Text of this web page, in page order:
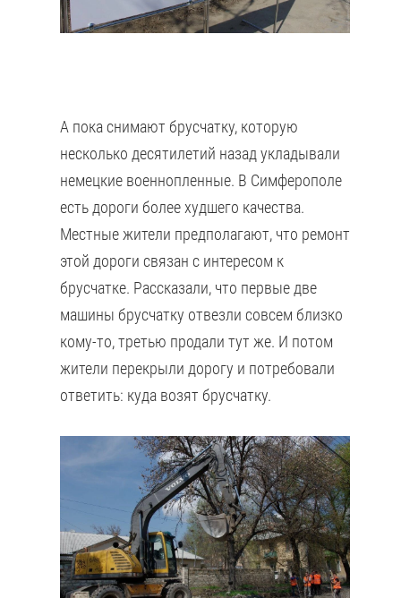
А пока снимают брусчатку, которую
несколько десятилетий назад укладывали
немецкие военнопленные. В Симферополе
есть дороги более худшего качества.
Местные жители предполагают, что ремонт
этой дороги связан с интересом к
брусчатке. Рассказали, что первые две
машины брусчатку отвезли совсем близко
кому-то, третью продали тут же. И потом
жители перекрыли дорогу и потребовали
ответить: куда возят брусчатку.